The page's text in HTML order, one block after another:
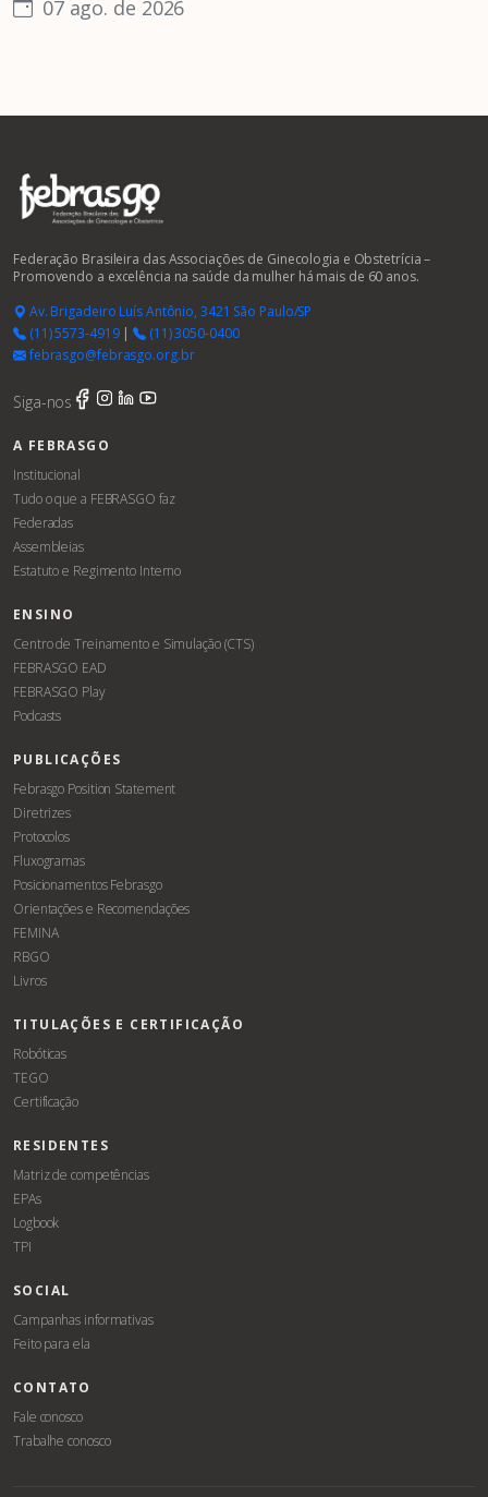
07 ago. de 2026
Federação Brasileira das Associações de Ginecologia e Obstetrícia –
Promovendo a excelência na saúde da mulher há mais de 60 anos.
Av. Brigadeiro Luís Antônio, 3421 São Paulo/SP
(11) 5573-4919|
(11) 3050-0400
febrasgo@febrasgo.org.br
Siga-nos
A FEBRASGO
Institucional
Tudo o que a FEBRASGO faz
Federadas
Assembleias
Estatuto e Regimento Interno
ENSINO
Centro de Treinamento e Simulação (CTS)
FEBRASGO EAD
FEBRASGO Play
Podcasts
PUBLICAÇÕES
Febrasgo Position Statement
Diretrizes
Protocolos
Fluxogramas
Posicionamentos Febrasgo
Orientações e Recomendações
FEMINA
RBGO
Livros
TITULAÇÕES E CERTIFICAÇÃO
Robóticas
TEGO
Certificação
RESIDENTES
Matriz de competências
EPAs
Logbook
TPI
SOCIAL
Campanhas informativas
Feito para ela
CONTATO
Fale conosco
Trabalhe conosco